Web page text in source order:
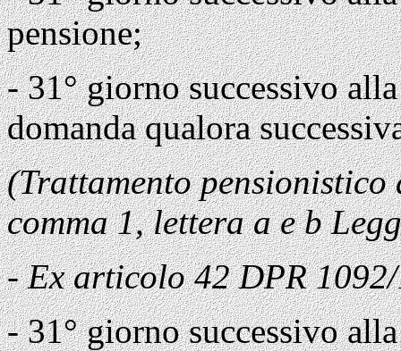
pensione;
- 31° giorno successivo
domanda qualora
(Trattamento
comma 1, lettera a e b
- Ex articolo 42 DPR
- 31° giorno successivo